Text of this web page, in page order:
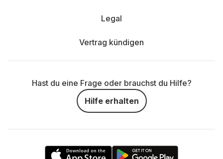
Legal
Vertrag kündigen
Hast du eine Frage oder brauchst du Hilfe?
Hilfe erhalten